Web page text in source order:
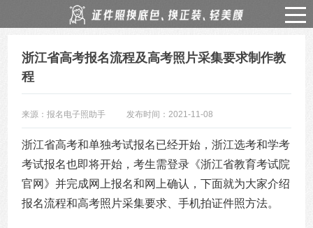
浙江省高考报名流程及高考照片采集要求制作教
程
来源：报名电子照助手 发布时间：2021-11-08
浙江省高考和单独考试报名已经开始，浙江选考和学考
考试报名也即将开始，考生需登录《浙江省教育考试院
官网》并完成网上报名和网上确认，下面就为大家介绍
报名流程和高考照片采集要求、手机拍证件照方法。